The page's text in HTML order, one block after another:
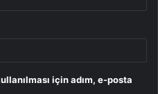
için adım, e-posta